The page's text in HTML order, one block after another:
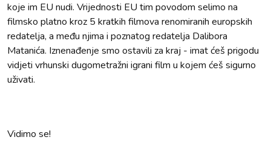
koje im EU nudi. Vrijednosti EU tim povodom selimo na
filmsko platno kroz 5 kratkih filmova renomiranih europskih
redatelja, a među njima i poznatog redatelja Dalibora
Matanića. Iznenađenje smo ostavili za kraj - imat ćeš prigodu
vidjeti vrhunski dugometražni igrani film u kojem ćeš sigurno
uživati.
Vidimo se!